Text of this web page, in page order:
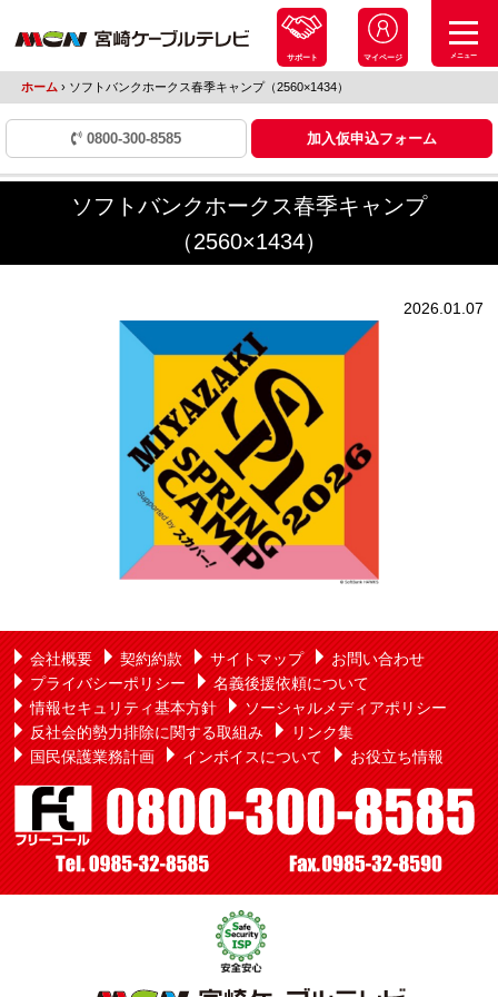
サポート マイページ メニュー
ホーム ›ソフトバンクホークス春季キャンプ（2560×1434）
0800-300-8585 加入仮申込フォーム
ソフトバンクホークス春季キャンプ
（2560×1434）
2026.01.07
会社概要 契約約款 サイトマップ
お問い合わせ
プライバシーポリシー
名義後援依頼について
情報セキュリティ基本方針
ソーシャルメディアポリシー
反社会的勢力排除に関する取組み
リンク集
国民保護業務計画
インボイスについて お役立ち情報